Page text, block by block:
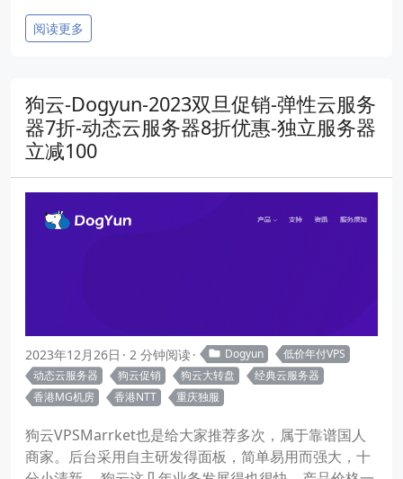
阅读更多
狗云-Dogyun-2023双旦促销-弹性云服务
器7折-动态云服务器8折优惠-独立服务器
立减100
2023年12月26日 2 分钟阅读 Dogyun
低价年付VPS
动态云服务器
狗云促销 狗云大转盘
经典云服务器
香港MG机房
香港NTT 重庆独服
狗云VPSMarrket也是给大家推荐多次，属于靠谱国人
商家。后台采用自主研发得面板，简单易用而强大，十